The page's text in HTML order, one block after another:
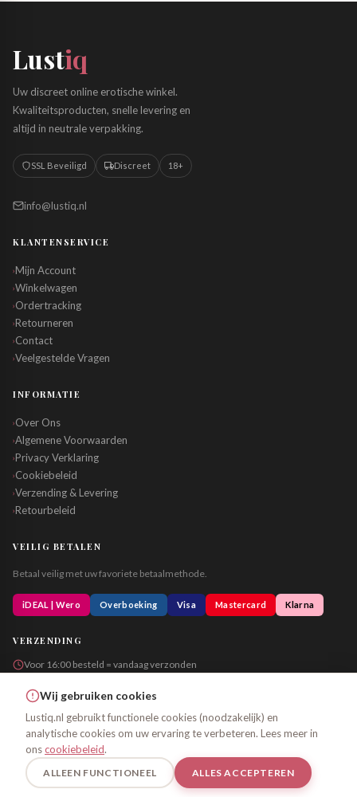
Lustiq
Uw discreet online erotische winkel.
Kwaliteitsproducten, snelle levering en
altijd in neutrale verpakking.
SSL Beveiligd Discreet 18+
info@lustiq.nl
KLANTENSERVICE
›Mijn Account
›Winkelwagen
›Ordertracking
›Retourneren
›Contact
›Veelgestelde Vragen
INFORMATIE
›Over Ons
›Algemene Voorwaarden
›Privacy Verklaring
›Cookiebeleid
›Verzending & Levering
›Retourbeleid
VEILIG BETALEN
Betaal veilig met uw favoriete betaalmethode.
iDEAL | Wero Overboeking Visa Mastercard Klarna
VERZENDING
Voor 16:00 besteld = vandaag verzonden
© 2026 Lustiq.nl – Alle rechten voorbehouden
Algemene Voorwaarden
Uitsluitend voor personen van 18 jaar en ouder
Wij gebruiken cookies
Lustiq.nl gebruikt functionele cookies (noodzakelijk) en
analytische cookies om uw ervaring te verbeteren. Lees meer in
onscookiebeleid.
ALLEEN FUNCTIONEEL ALLES ACCEPTEREN